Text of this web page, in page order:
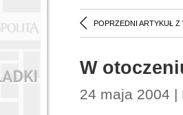
POPRZEDNI ARTYKUŁ Z
W
24 maja 2004 |